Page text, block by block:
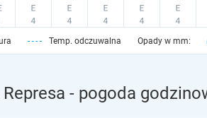
Temp. odczuwalna Opady w mm:
- pogoda